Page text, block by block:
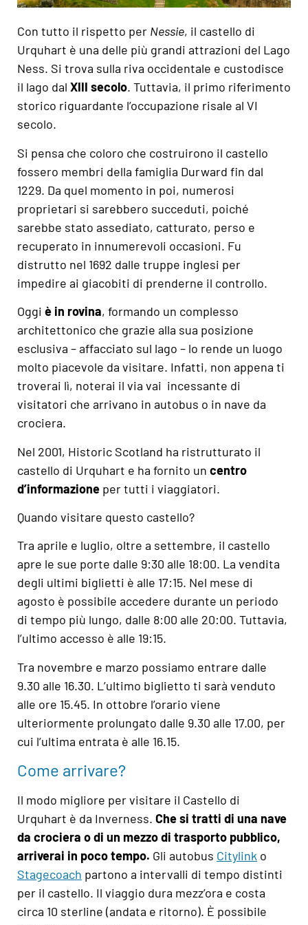
Con tutto il rispetto per Nessie, il castello di
Urquhart è una delle più grandi attrazioni del Lago
Ness. Si trova sulla riva occidentale e custodisce
il lago dal XIII secolo. Tuttavia, il primo riferimento
storico riguardante l’occupazione risale al VI
secolo.
Si pensa che coloro che costruirono il castello
fossero membri della famiglia Durward fin dal
1229. Da quel momento in poi, numerosi
proprietari si sarebbero succeduti, poiché
sarebbe stato assediato, catturato, perso e
recuperato in innumerevoli occasioni. Fu
distrutto nel 1692 dalle truppe inglesi per
impedire ai giacobiti di prenderne il controllo.
Oggi è in rovina, formando un complesso
architettonico che grazie alla sua posizione
esclusiva – affacciato sul lago – lo rende un luogo
molto piacevole da visitare. Infatti, non appena ti
troverai lì, noterai il via vai incessante di
visitatori che arrivano in autobus o in nave da
crociera.
Nel 2001, Historic Scotland ha ristrutturato il
castello di Urquhart e ha fornito un centro
d’informazione per tutti i viaggiatori.
Quando visitare questo castello?
Tra aprile e luglio, oltre a settembre, il castello
apre le sue porte dalle 9:30 alle 18:00. La vendita
degli ultimi biglietti è alle 17:15. Nel mese di
agosto è possibile accedere durante un periodo
di tempo più lungo, dalle 8:00 alle 20:00. Tuttavia,
l’ultimo accesso è alle 19:15.
Tra novembre e marzo possiamo entrare dalle
9.30 alle 16.30. L’ultimo biglietto ti sarà venduto
alle ore 15.45. In ottobre l’orario viene
ulteriormente prolungato dalle 9.30 alle 17.00, per
cui l’ultima entrata è alle 16.15.
Come arrivare?
Il modo migliore per visitare il Castello di
Urquhart è da Inverness. Che si tratti di una nave
da crociera o di un mezzo di trasporto pubblico,
arriverai in poco tempo. Gli autobus Citylink o
Stagecoach partono a intervalli di tempo distinti
per il castello. Il viaggio dura mezz’ora e costa
circa 10 sterline (andata e ritorno). È possibile